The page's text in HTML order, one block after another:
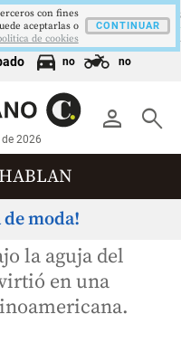
1621,34 pts
▲ 0.67
USD/COP$4178
▲ 0.42
no no
person search
2026
de moda!
la aguja del
en una
con fines
aceptarlas o
de cookies
CONTINUAR